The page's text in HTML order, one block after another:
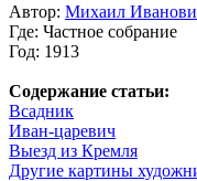
Автор: Михаил
Где: Частное собрание
Год: 1913
Содержание статьи:
Всадник
Иван-царевич
Выезд из Кремля
Другие картины